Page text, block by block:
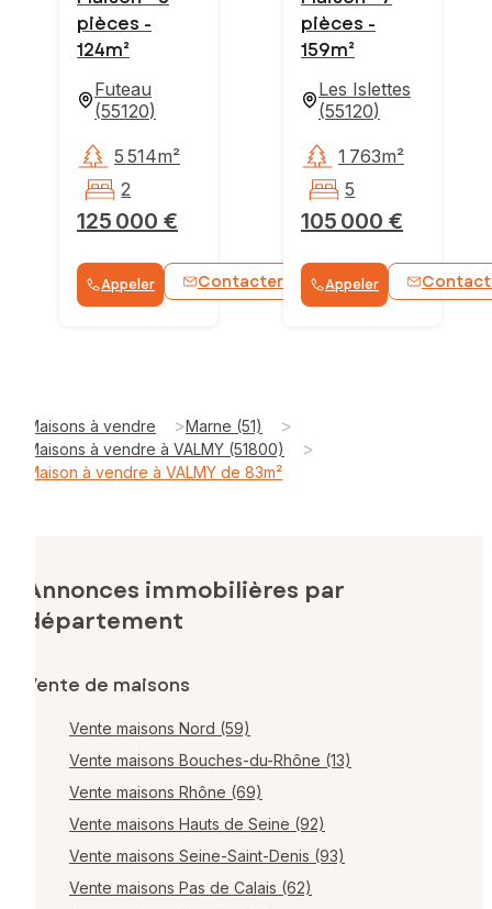
pièces -
124m²
Futeau
(55120)
125 000 €
5 514m²
2
Appeler Contacter WhatsApp
pièces -
159m²
Les Islettes
(55120)
105 000 €
1 763m²
5
Appeler
Maisons à vendre >Marne (51) >
Maisons à vendre à VALMY (51800) >
Maison à vendre à VALMY de 83m²
Annonces immobilières par
département
Vente de maisons
Vente maisons Nord (59)
Vente maisons Bouches-du-Rhône (13)
Vente maisons Rhône (69)
Vente maisons Hauts de Seine (92)
Vente maisons Seine-Saint-Denis (93)
Vente maisons Pas de Calais (62)